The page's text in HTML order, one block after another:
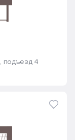
, подъезд 4